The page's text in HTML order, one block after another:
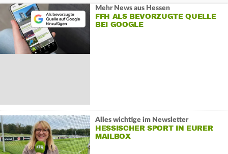
Mehr News aus Hessen
FFH ALS BEVORZUGTE QUELLE
BEI GOOGLE
Alles wichtige im Newsletter
HESSISCHER SPORT IN EURER
MAILBOX